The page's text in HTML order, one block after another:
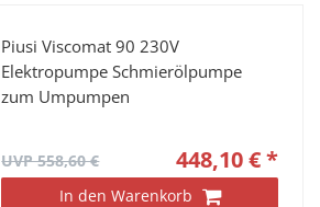
Piusi Viscomat 90 230V
Elektropumpe Schmierölpumpe
zum Umpumpen
UVP 558,60 € 448,10 € *
In den Warenkorb